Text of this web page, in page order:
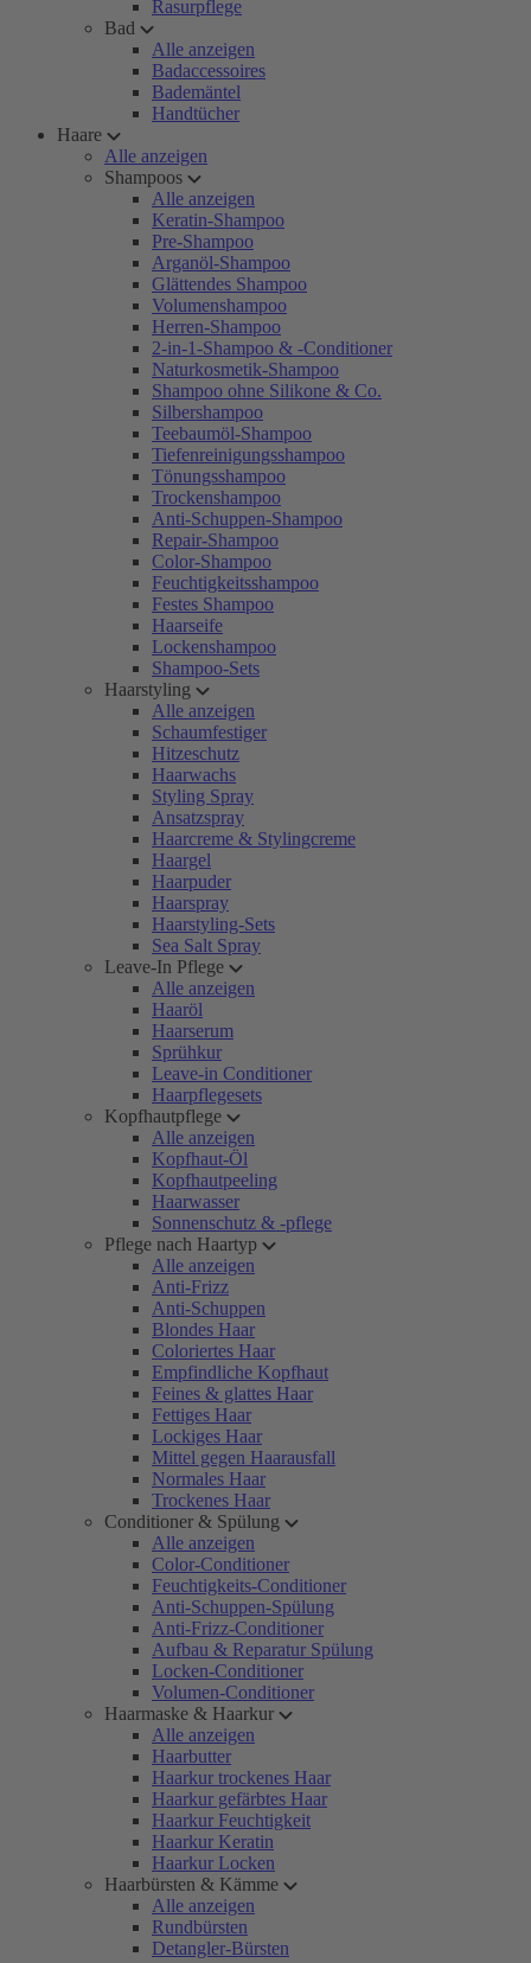
Rasurpflege
Bad
Alle anzeigen
Badaccessoires
Bademäntel
Handtücher
Haare
Alle anzeigen
Shampoos
Alle anzeigen
Keratin-Shampoo
Pre-Shampoo
Arganöl-Shampoo
Glättendes Shampoo
Volumenshampoo
Herren-Shampoo
2-in-1-Shampoo & -Conditioner
Naturkosmetik-Shampoo
Shampoo ohne Silikone & Co.
Silbershampoo
Teebaumöl-Shampoo
Tiefenreinigungsshampoo
Tönungsshampoo
Trockenshampoo
Anti-Schuppen-Shampoo
Repair-Shampoo
Color-Shampoo
Feuchtigkeitsshampoo
Festes Shampoo
Haarseife
Lockenshampoo
Shampoo-Sets
Haarstyling
Alle anzeigen
Schaumfestiger
Hitzeschutz
Haarwachs
Styling Spray
Ansatzspray
Haarcreme & Stylingcreme
Haargel
Haarpuder
Haarspray
Haarstyling-Sets
Sea Salt Spray
Leave-In Pflege
Alle anzeigen
Haaröl
Haarserum
Sprühkur
Leave-in Conditioner
Haarpflegesets
Kopfhautpflege
Alle anzeigen
Kopfhaut-Öl
Kopfhautpeeling
Haarwasser
Sonnenschutz & -pflege
Pflege nach Haartyp
Alle anzeigen
Anti-Frizz
Anti-Schuppen
Blondes Haar
Coloriertes Haar
Empfindliche Kopfhaut
Feines & glattes Haar
Fettiges Haar
Lockiges Haar
Mittel gegen Haarausfall
Normales Haar
Trockenes Haar
Conditioner & Spülung
Alle anzeigen
Color-Conditioner
Feuchtigkeits-Conditioner
Anti-Schuppen-Spülung
Anti-Frizz-Conditioner
Aufbau & Reparatur Spülung
Locken-Conditioner
Volumen-Conditioner
Haarmaske & Haarkur
Alle anzeigen
Haarbutter
Haarkur trockenes Haar
Haarkur gefärbtes Haar
Haarkur Feuchtigkeit
Haarkur Keratin
Haarkur Locken
Haarbürsten & Kämme
Alle anzeigen
Rundbürsten
Detangler-Bürsten